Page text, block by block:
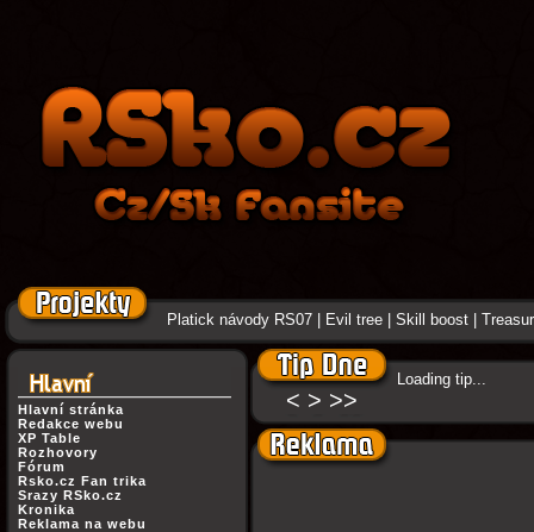
Platick návody RS07 Evil tree Skill boost
Hlavní stránka
Redakce webu
XP Table
Rozhovory
Fórum
Rsko.cz Fan trika
Srazy RSko.cz
Kronika
Reklama na webu
< > >>
Loading tip...